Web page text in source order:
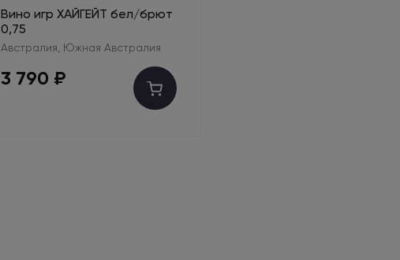
Вино игр ХАЙГЕЙТ бел/брют
0,75
Австралия, Южная Австралия
3 790 ₽